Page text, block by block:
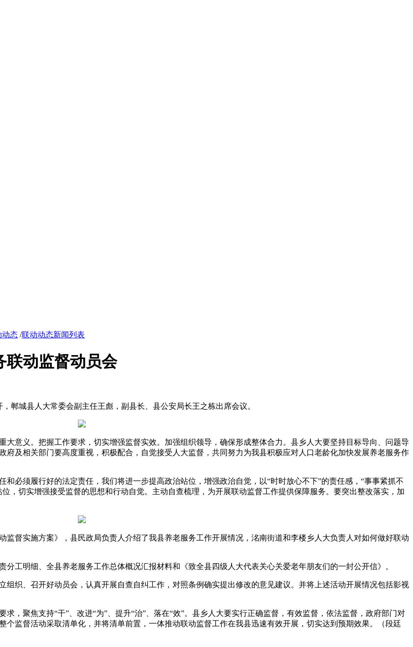
动态 /联动动态新闻列表
联动监督动员会
城县人大常委会副主任王彪，副县长、县公安局长王之栋出席会议。
意义。把握工作要求，切实增强监督实效。加强组织领导，确保形成整体合力。县乡人大要坚持目标导向、问题导
及相关部门要高度重视，积极配合，自觉接受人大监督，共同努力为我县积极应对人口老龄化加快发展养老服务作
须履行好的法定责任，我们将进一步提高政治站位，增强政治自觉，以“时时放心不下”的责任感，“事事紧抓不
，切实增强接受监督的思想和行动自觉。主动自查梳理，为开展联动监督工作提供保障服务。要突出整改落实，加
督实施方案》，县民政局负责人介绍了我县养老服务工作开展情况，洺南街道和李楼乡人大负责人对如何做好联动
明细、全县养老服务工作总体概况汇报材料和《致全县四级人大代表关心关爱老年朋友们的一封公开信》。
织、召开好动员会，认真开展自查自纠工作，对照条例确实提出修改的意见建议。并将上述活动开展情况包括影视
聚焦支持“干”、改进“为”、提升“治”、落在“效”。县乡人大要实行正确监督，有效监督，依法监督，政府部门对
监督活动采取清单化，并将清单前置，一体推动联动监督工作在我县迅速有效开展，切实达到预期效果。（段廷